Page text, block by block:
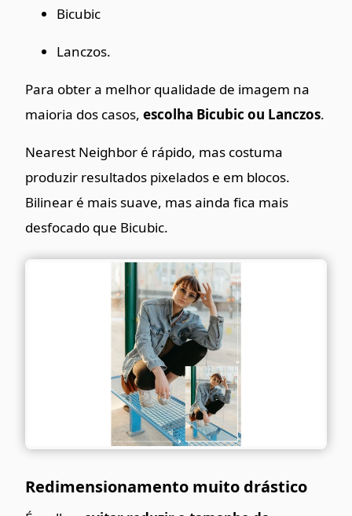
Bicubic
Lanczos.
Para obter a melhor qualidade de imagem na
maioria dos casos, escolha Bicubic ou Lanczos.
Nearest Neighbor é rápido, mas costuma
produzir resultados pixelados e em blocos.
Bilinear é mais suave, mas ainda fica mais
desfocado que Bicubic.
Redimensionamento muito drástico